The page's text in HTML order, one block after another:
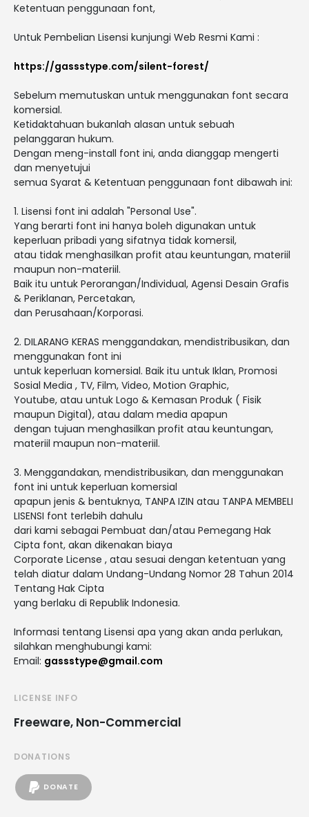
Ketentuan penggunaan font,
Untuk Pembelian Lisensi kunjungi Web Resmi Kami :
https://gassstype.com/silent-forest/
Sebelum memutuskan untuk menggunakan font secara
komersial.
Ketidaktahuan bukanlah alasan untuk sebuah
pelanggaran hukum.
Dengan meng-install font ini, anda dianggap mengerti
dan menyetujui
semua Syarat & Ketentuan penggunaan font dibawah ini:
1. Lisensi font ini adalah "Personal Use".
Yang berarti font ini hanya boleh digunakan untuk
keperluan pribadi yang sifatnya tidak komersil,
atau tidak menghasilkan profit atau keuntungan, materiil
maupun non-materiil.
Baik itu untuk Perorangan/Individual, Agensi Desain Grafis
& Periklanan, Percetakan,
dan Perusahaan/Korporasi.
2. DILARANG KERAS menggandakan, mendistribusikan, dan
menggunakan font ini
untuk keperluan komersial. Baik itu untuk Iklan, Promosi
Sosial Media , TV, Film, Video, Motion Graphic,
Youtube, atau untuk Logo & Kemasan Produk ( Fisik
maupun Digital), atau dalam media apapun
dengan tujuan menghasilkan profit atau keuntungan,
materiil maupun non-materiil.
3. Menggandakan, mendistribusikan, dan menggunakan
font ini untuk keperluan komersial
apapun jenis & bentuknya, TANPA IZIN atau TANPA MEMBELI
LISENSI font terlebih dahulu
dari kami sebagai Pembuat dan/atau Pemegang Hak
Cipta font, akan dikenakan biaya
Corporate License , atau sesuai dengan ketentuan yang
telah diatur dalam Undang-Undang Nomor 28 Tahun 2014
Tentang Hak Cipta
yang berlaku di Republik Indonesia.
Informasi tentang Lisensi apa yang akan anda perlukan,
silahkan menghubungi kami:
Email: gassstype@gmail.com
LICENSE INFO
Freeware, Non-Commercial
DONATIONS
DONATE